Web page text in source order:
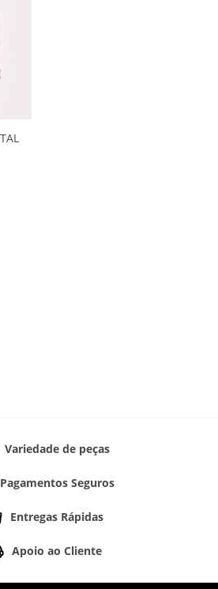
Variedade de peças
Pagamentos Seguros
Entregas Rápidas
Apoio ao Cliente